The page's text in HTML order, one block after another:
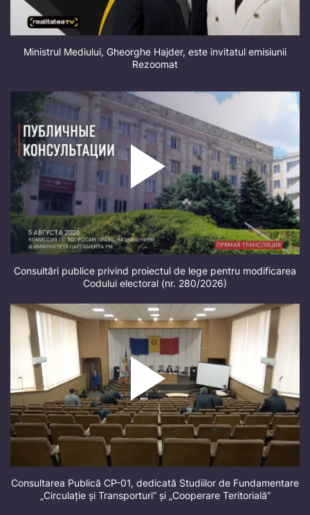
Ministrul Mediului, Gheorghe Hajder, este invitatul emisiunii
Rezoomat
Consultări publice privind proiectul de lege pentru modificarea
Codului electoral (nr. 280/2026)
Consultarea Publică CP-01, dedicată Studiilor de Fundamentare
„Circulație și Transporturi” și „Cooperare Teritorială”